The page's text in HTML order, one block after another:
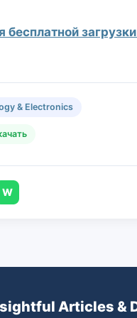
& Electronics
W
Articles &